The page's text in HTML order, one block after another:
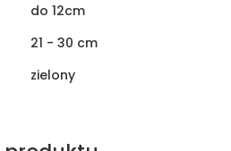
do 12cm
21 - 30 cm
zielony